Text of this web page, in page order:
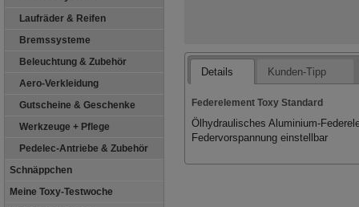
Laufräder & Reifen
Bremssysteme
Beleuchtung & Zubehör
Aero-Verkleidung
Gutscheine & Geschenke
Werkzeuge + Pflege
Pedelec-Antriebe & Zubehör
Schnäppchen
Meine Toxy-Testwoche
Details Kunden-Tipp
Federelement Toxy Standard
Ölhydraulisches Aluminium-
Federvorspannung einstellbar